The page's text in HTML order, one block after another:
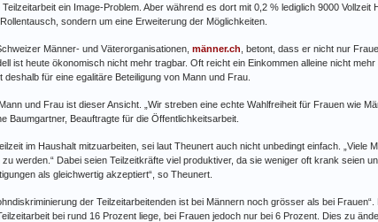
ein Image-Problem. Aber während es dort mit 0,2 % lediglich 9000
sondern um eine Erweiterung der Möglichkeiten.
Männer- und Väterorganisationen, männer.ch , betont, dass er nicht nur
ist heute ökonomisch nicht mehr tragbar. Oft reicht ein Einkommen alleine nicht
für eine egalitäre Beteiligung von Mann und Frau.
und Frau ist dieser Ansicht. „Wir streben eine echte Wahlfreiheit für Frauen wie
Baumgartner, Beauftragte für die Öffentlichkeitsarbeit.
im Haushalt mitzuarbeiten, sei laut Theunert auch nicht unbedingt einfach. „Viele
werden.“ Dabei seien Teilzeitkräfte viel produktiver, da sie weniger oft krank seien
als gleichwertig akzeptiert“, so Theunert.
der Teilzeitarbeitenden ist bei Männern noch grösser als bei
bei rund 16 Prozent liege, bei Frauen jedoch nur bei 6 Prozent. Dies zu